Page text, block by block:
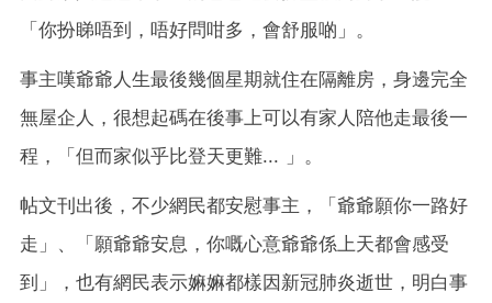
「你扮睇唔到，唔好問咁多，會舒服啲」。
事主嘆爺爺人生最後幾個星期就住在隔離房，身邊完全
無屋企人，很想起碼在後事上可以有家人陪他走最後一
程，「但而家似乎比登天更難... 」。
帖文刊出後，不少網民都安慰事主，「爺爺願你一路好
走」、「願爺爺安息，你嘅心意爺爺係上天都會感受
到」，也有網民表示嫲嫲都樣因新冠肺炎逝世，明白事